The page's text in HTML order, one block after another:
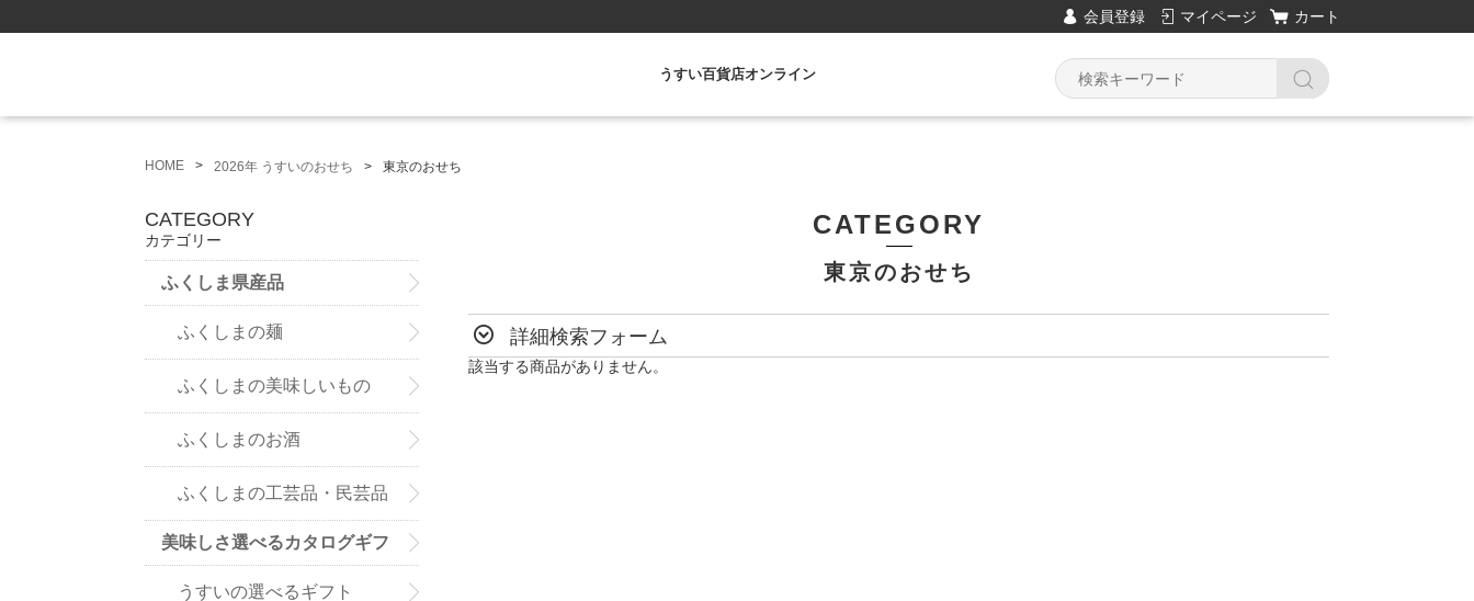
会員登録 マイページ カート
うすい百貨店オンライン
HOME 2026年 うすいのおせち 東京のおせち
CATEGORY
東京のおせち
詳細検索フォーム
該当する商品がありません。
CATEGORY
カテゴリー
ふくしま県産品
ふくしまの麺
ふくしまの美味しいもの
ふくしまのお酒
ふくしまの工芸品・民芸品
美味しさ選べるカタログギフ
うすいの選べるギフト